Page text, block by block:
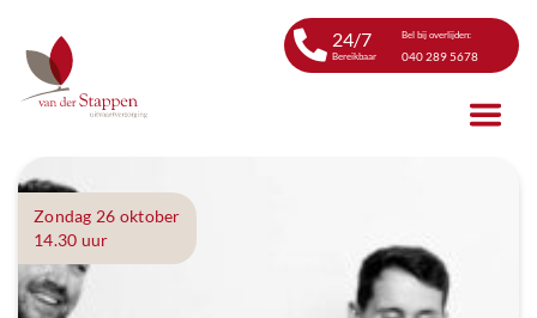
24/7
Bereikbaar
Bel bij overlijden:
040 289 5678
Zondag 26 oktober
14.30 uur